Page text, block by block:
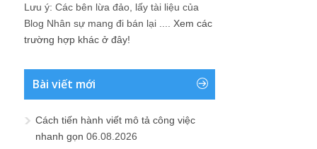
Lưu ý: Các bên lừa đảo, lấy tài liệu của
Blog Nhân sự mang đi bán lại .... Xem các
trường hợp khác ở đây!
Bài viết mới
Cách tiến hành viết mô tả công việc
nhanh gọn 06.08.2026